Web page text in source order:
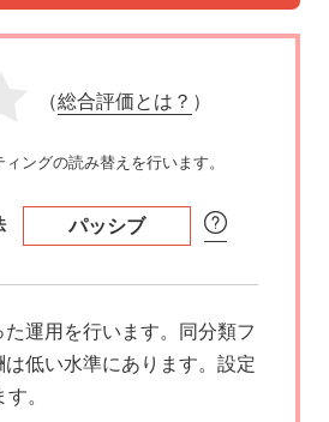
（総合評価とは？ ）
ングの読み替えを行います。
パッシブ
運用を行います。同分類フ
低い水準にあります。設定
。